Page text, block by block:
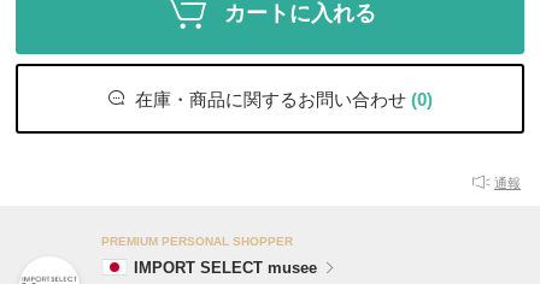
カートに入れる
在庫・商品に関するお問い合わせ (0)
通報
PREMIUM PERSONAL SHOPPER
IMPORT SELECT musee